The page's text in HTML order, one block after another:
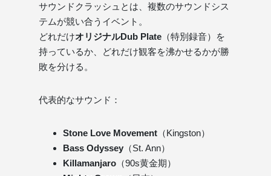
サウンドクラッシュとは、複数のサウンドシス
テムが競い合うイベント。
どれだけオリジナルDub Plate （特別録音）を
持っているか、どれだけ観客を沸かせるかが勝
敗を分ける。
代表的なサウンド：
Stone Love Movement （Kingston）
Bass Odyssey （St. Ann）
Killamanjaro （90s黄金期）